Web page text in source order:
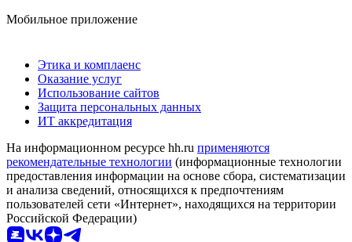
Мобильное приложение
Этика и комплаенс
Оказание услуг
Использование сайтов
Защита персональных данных
ИТ аккредитация
На информационном ресурсе hh.ru применяются
рекомендательные технологии (информационные технологии
предоставления информации на основе сбора, систематизации
и анализа сведений, относящихся к предпочтениям
пользователей сети «Интернет», находящихся на территории
Российской Федерации)